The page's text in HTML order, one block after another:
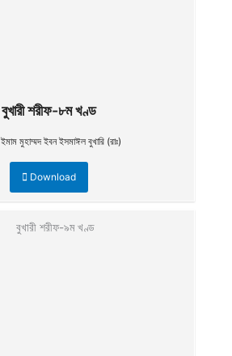
বুখারী শরীফ-৮ম খণ্ড
ইমাম মুহাম্মদ ইবন ইসমাঈল বুখারি (রাঃ)
Download